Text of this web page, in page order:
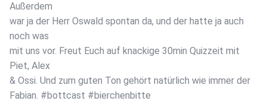
Außerdem
war ja der Herr Oswald spontan da, und der hatte ja auch
noch was
mit uns vor. Freut Euch auf knackige 30min Quizzeit mit
Piet, Alex
& Ossi. Und zum guten Ton gehört natürlich wie immer der
Fabian. #bottcast #bierchenbitte